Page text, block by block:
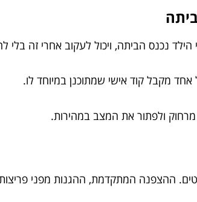
ההצפנה המתקדמת, ההגנות מפני פריצות